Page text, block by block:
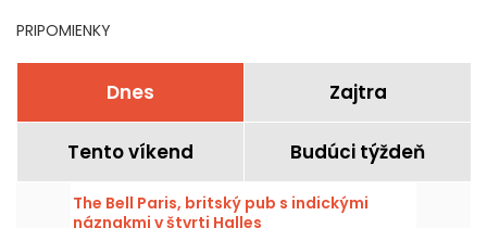
PRIPOMIENKY
Dnes Zajtra
Tento víkend Budúci týždeň
The Bell Paris, britský pub s indickými
náznakmi v štvrti Halles